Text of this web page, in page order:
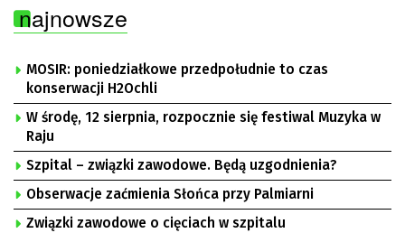
najnowsze
MOSIR: poniedziałkowe przedpołudnie to czas
konserwacji H2Ochli
W środę, 12 sierpnia, rozpocznie się festiwal Muzyka w
Raju
Szpital – związki zawodowe. Będą uzgodnienia?
Obserwacje zaćmienia Słońca przy Palmiarni
Związki zawodowe o cięciach w szpitalu